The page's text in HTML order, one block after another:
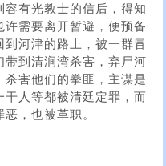
有光教士的信后，得知
需要离开暂避，便预备
河津的路上，被一群冒
带到清涧湾杀害，弃尸河
害他们的拳匪，主谋是
人等都被清廷定罪，而
，也被革职。